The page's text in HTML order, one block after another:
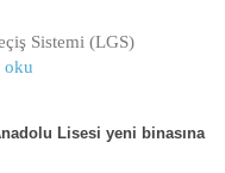
Sistemi (LGS)
oku
Lisesi yeni binasına